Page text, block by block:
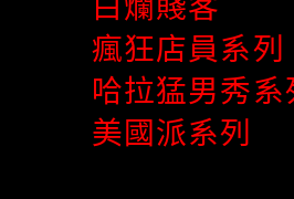
瘋狂店員系列
哈拉猛男秀系
美國派系列